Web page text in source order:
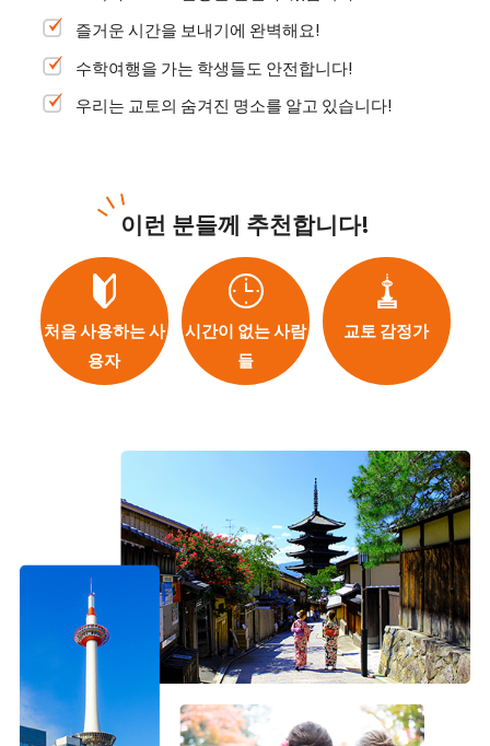
즐거운 시간을 보내기에 완벽해요!
수학여행을 가는 학생들도 안전합니다!
우리는 교토의 숨겨진 명소를 알고 있습니다!
이런 분들께 추천합니다!
처음 사용하는 사
용자
시간이 없는 사람
들
교토 감정가